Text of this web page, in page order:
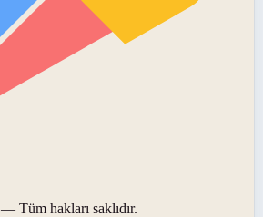
— Tüm hakları saklıdır.